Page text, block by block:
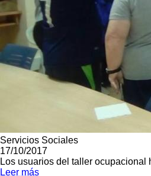
Servicios Sociales
17/10/2017
Los usuarios del taller
Leer más